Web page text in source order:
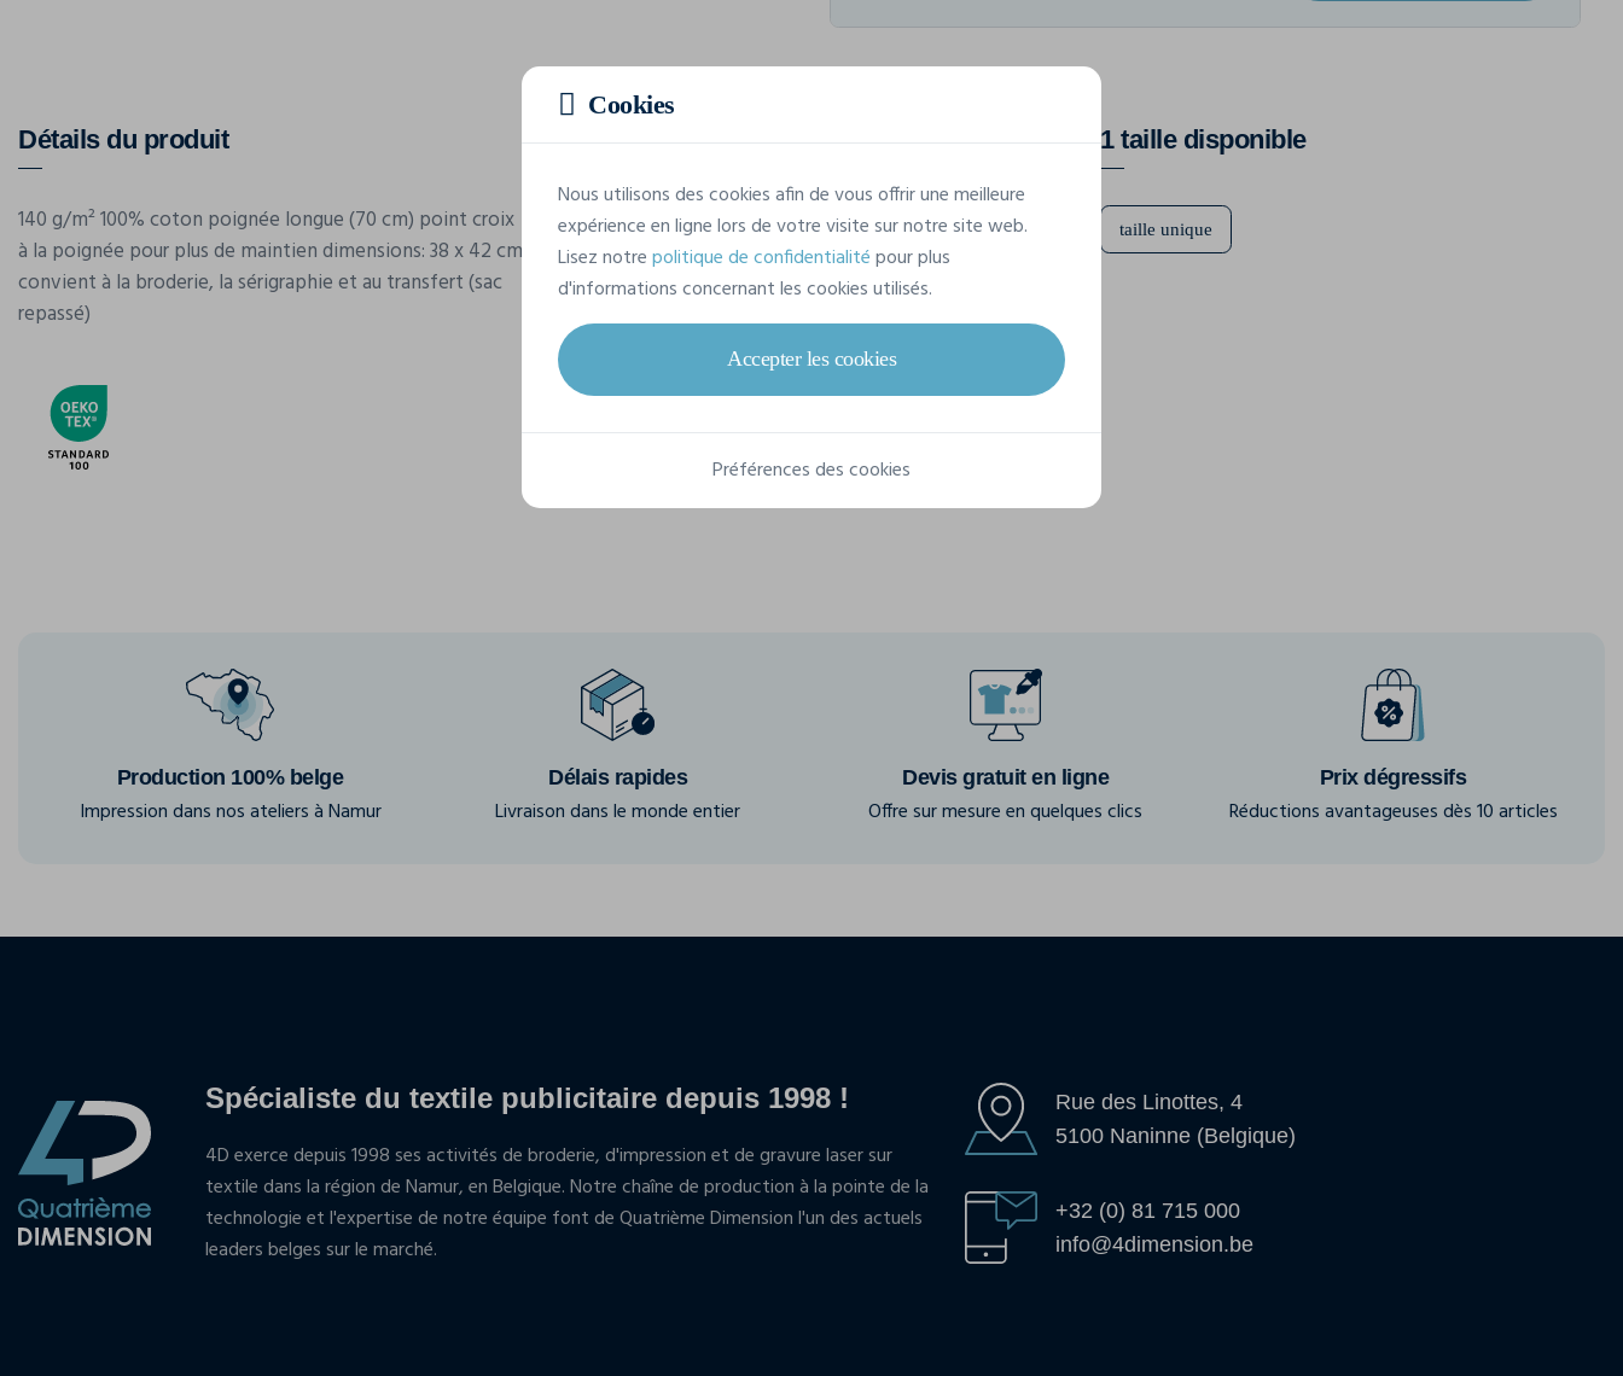
Détails du produit
140 g/m² 100% coton poignée longue (70 cm) point croix
à la poignée pour plus de maintien dimensions: 38 x 42 cm
convient à la broderie, la sérigraphie et au transfert (sac
repassé)
Caractéristiques
Marque
Bags4Print
Référence
1 taille disponible
taille unique
Production 100% belge
Impression dans nos ateliers à Namur
Délais rapides
Livraison dans le monde entier
Devis gratuit en ligne
Offre sur mesure en quelques clics
Prix dégressifs
Réductions avantageuses dès 10 articles
Spécialiste du textile publicitaire depuis 1998 !
4D exerce depuis 1998 ses activités de broderie, d'impression et de gravure laser sur
textile dans la région de Namur, en Belgique. Notre chaîne de production à la pointe de la
technologie et l'expertise de notre équipe font de Quatrième Dimension l'un des actuels
leaders belges sur le marché.
Rue des Linottes, 4
5100 Naninne (Belgique)
+32 (0) 81 715 000
info@4dimension.be
Cookies
Nous utilisons des cookies afin de vous offrir une meilleure
expérience en ligne lors de votre visite sur notre site web.
Lisez notrepolitique de confidentialitépour plus
d'informations concernant les cookies utilisés.
Accepter les cookies
Préférences des cookies